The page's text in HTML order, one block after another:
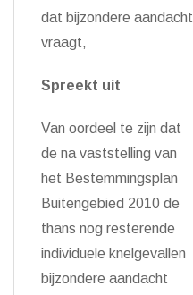
dat bijzondere aandacht
vraagt,
Spreekt uit
Van oordeel te zijn dat
de na vaststelling van
het Bestemmingsplan
Buitengebied 2010 de
thans nog resterende
individuele knelgevallen
bijzondere aandacht